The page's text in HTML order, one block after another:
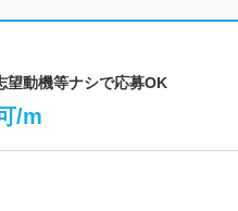
望動機等ナシで応募OK
/m